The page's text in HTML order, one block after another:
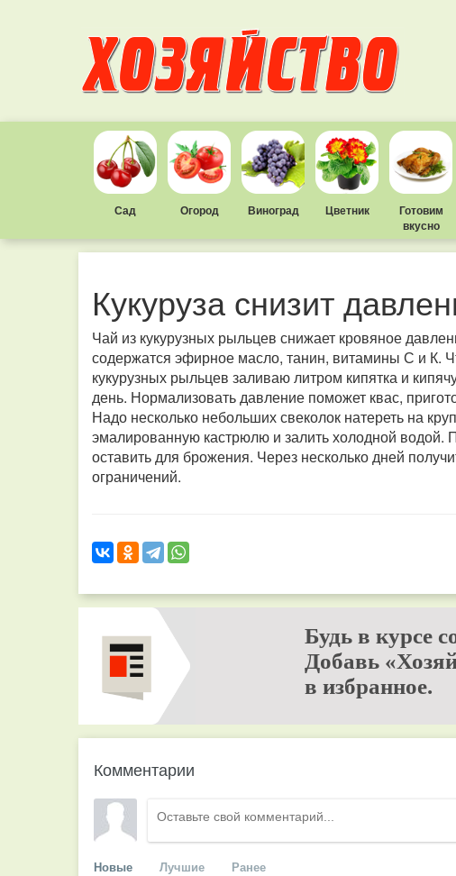
Сад Огород Виноград Цветник
Готовим
вкусно
Кукуруза снизит
Чай из кукурузных рыльцев снижает кровяное
содержатся эфирное масло, танин, витамины С и К.
кукурузных рыльцев заливаю литром кипятка и
день. Нормализовать давление поможет квас,
Надо несколько небольших свеколок натереть на
эмалированную кастрюлю и залить холодной водой.
оставить для брожения. Через несколько дней
ограничений.
Будь в курсе
Добавь
в избранное.
Комментарии
Новые Лучшие Ранее